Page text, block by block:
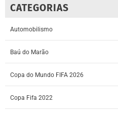
CATEGORIAS
Automobilismo
Baú do Marão
Copa do Mundo FIFA 2026
Copa Fifa 2022